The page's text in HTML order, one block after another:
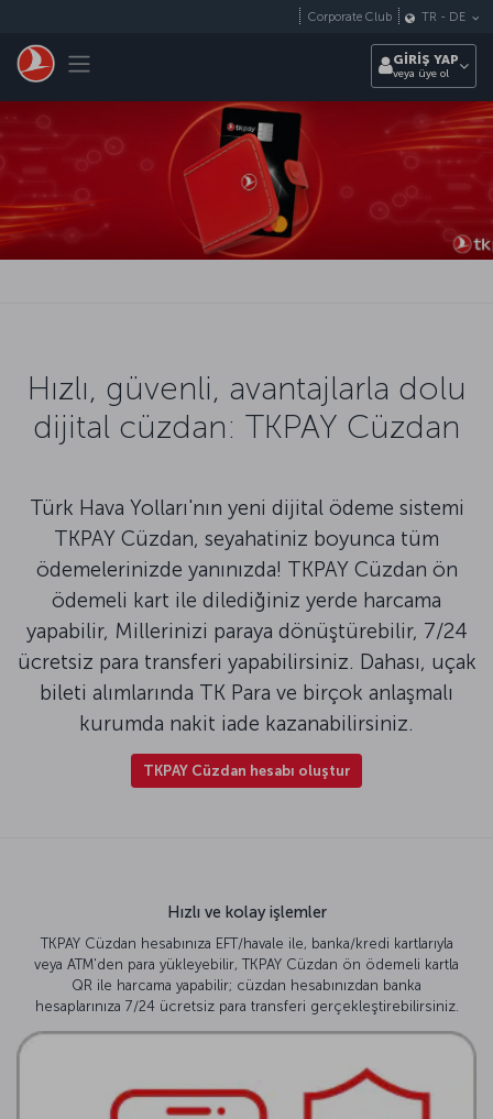
Toggle navigation
Corporate Club TR - DE
GİRİŞ YAP
veya üye ol
Hızlı, güvenli, avantajlarla dolu
dijital cüzdan: TKPAY Cüzdan
Türk Hava Yolları'nın yeni dijital ödeme sistemi
TKPAY Cüzdan, seyahatiniz boyunca tüm
ödemelerinizde yanınızda! TKPAY Cüzdan ön
ödemeli kart ile dilediğiniz yerde harcama
yapabilir, Millerinizi paraya dönüştürebilir, 7/24
ücretsiz para transferi yapabilirsiniz. Dahası, uçak
bileti alımlarında TK Para ve birçok anlaşmalı
kurumda nakit iade kazanabilirsiniz.
TKPAY Cüzdan hesabı oluştur
Hızlı ve kolay işlemler
TKPAY Cüzdan hesabınıza EFT/havale ile, banka/kredi kartlarıyla
veya ATM'den para yükleyebilir, TKPAY Cüzdan ön ödemeli kartla
QR ile harcama yapabilir; cüzdan hesabınızdan banka
hesaplarınıza 7/24 ücretsiz para transferi gerçekleştirebilirsiniz.